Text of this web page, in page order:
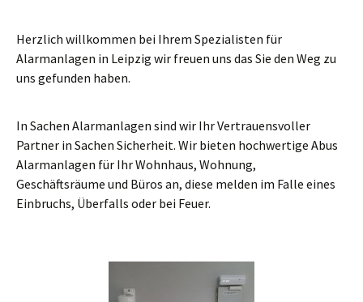
Herzlich willkommen bei Ihrem Spezialisten für
Alarmanlagen in Leipzig wir freuen uns das Sie den Weg zu
uns gefunden haben.
In Sachen Alarmanlagen sind wir Ihr Vertrauensvoller
Partner in Sachen Sicherheit. Wir bieten hochwertige Abus
Alarmanlagen für Ihr Wohnhaus, Wohnung,
Geschäftsräume und Büros an, diese melden im Falle eines
Einbruchs, Überfalls oder bei Feuer.